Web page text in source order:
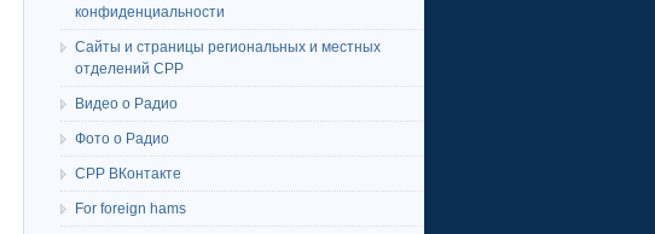
конфиденциальности
Сайты и страницы региональных и местных
отделений СРР
Видео о Радио
Фото о Радио
СРР ВКонтакте
For foreign hams